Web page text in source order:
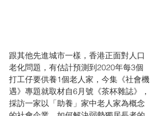
跟其他先進城市一樣，香港正面對人口
老化問題，有估計預測到2020年每3個
打工仔要­供養1個老人家，今集《社會機
遇》專題就取材自6月號《茶杯雜誌》，
採訪一家以「助養­」家中老人家為概念